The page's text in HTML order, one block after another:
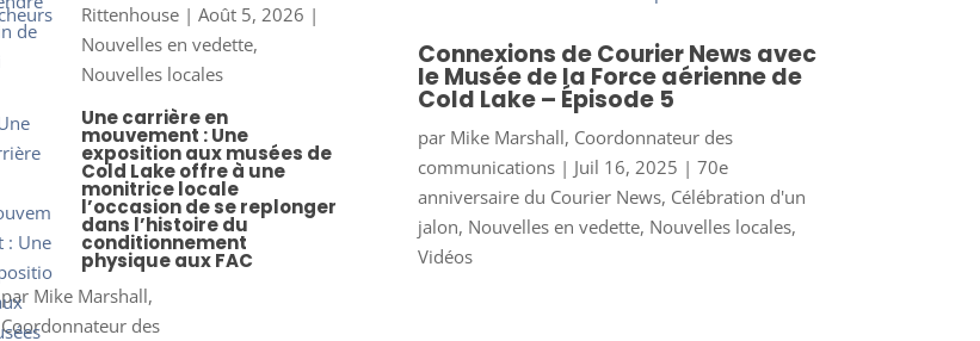
Rittenhouse| Août 5, 2026 |
Nouvelles en vedette,
Nouvelles locales
Une carrière en
mouvement : Une
exposition aux musées de
Cold Lake offre à une
monitrice locale
l’occasion de se replonger
dans l’histoire du
conditionnement
physique aux FAC
par Mike Marshall,
Coordonnateur des
Connexions de Courier News avec
le Musée de la Force aérienne de
Cold Lake – Épisode 5
par Mike Marshall, Coordonnateur des
communications| Juil 16, 2025 | 70e
anniversaire du Courier News, Célébration d'un
jalon, Nouvelles en vedette, Nouvelles locales,
Vidéos